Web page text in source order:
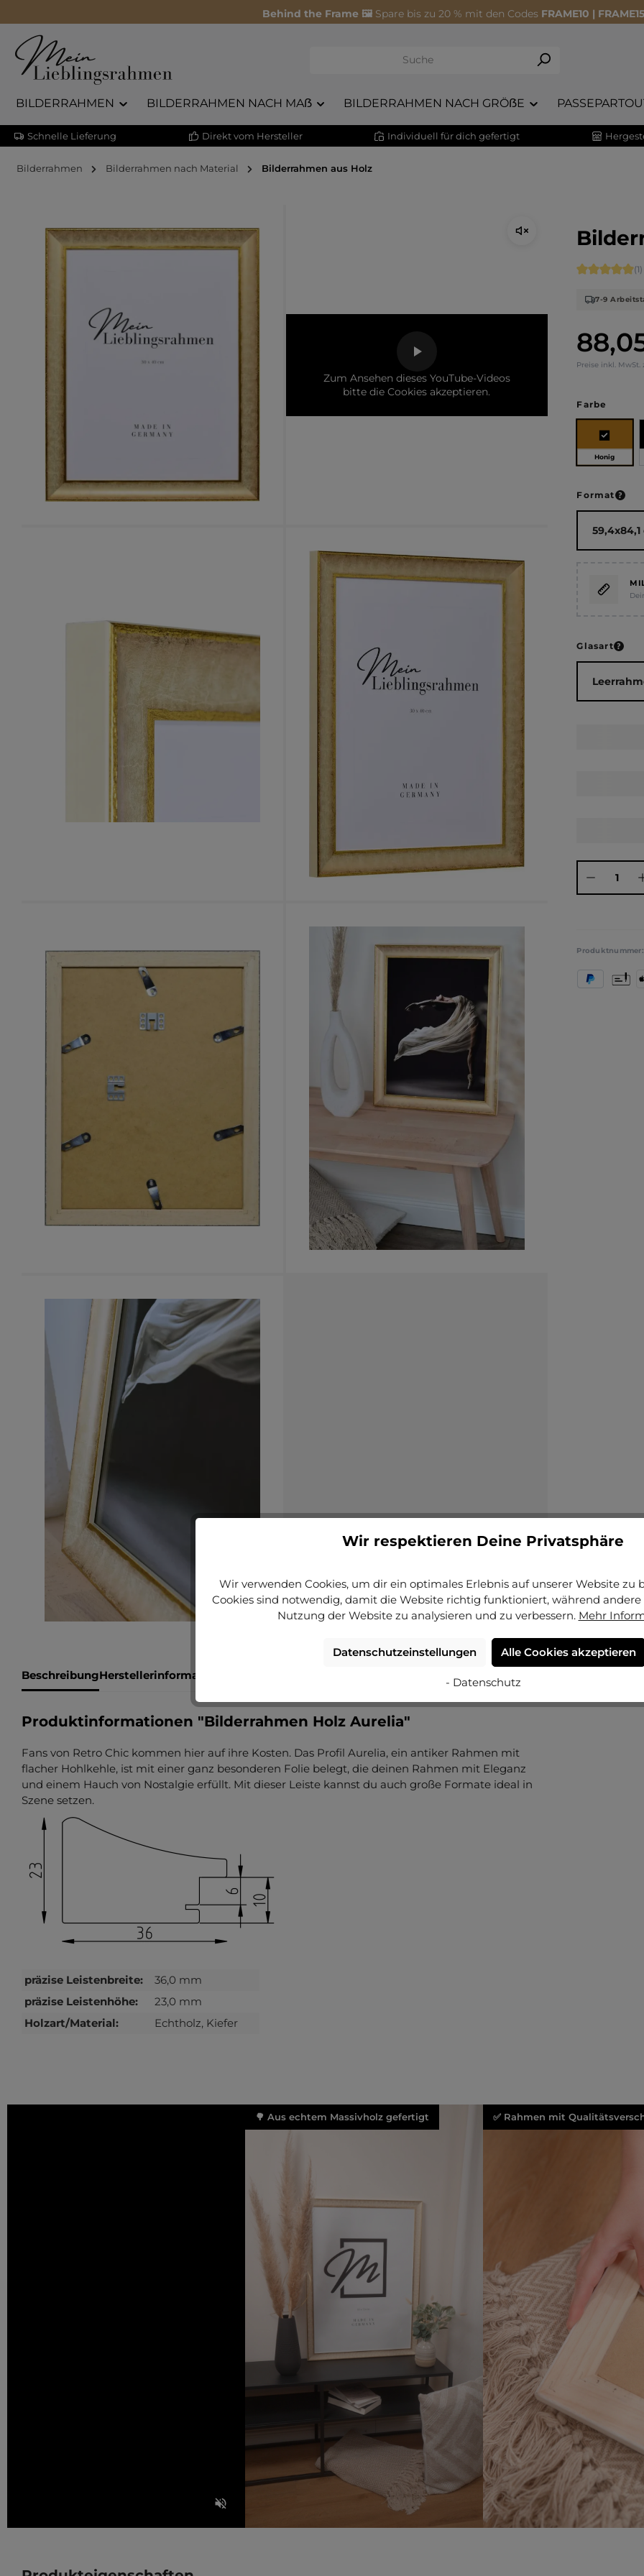
Behind the Frame 🖼️ Spare bis zu 20 % mit den Codes FRAME10 |
BILDERRAHMEN BILDERRAHMEN NACH MAẞ BILDERRAHMEN NACH GRÖẞE
Schnelle Lieferung Direkt vom Hersteller Individuell für dich gefertigt
Bilderrahmen Bilderrahmen nach Material Bilderrahmen aus Holz
Zum Ansehen dieses YouTube-Videos
bitte die Cookies akzeptieren.
BeschreibungHerstellerinformationen
Produktinformationen "Bilderrahmen Holz Aurelia"
Fans von Retro Chic kommen hier auf ihre Kosten. Das Profil Aurelia, ein antiker Rahmen mit
flacher Hohlkehle, ist mit einer ganz besonderen Folie belegt, die deinen Rahmen mit Eleganz
und einem Hauch von Nostalgie erfüllt. Mit dieser Leiste kannst du auch große Formate ideal in
Szene setzen.
präzise Leistenbreite:
36,0 mm
präzise Leistenhöhe:
23,0 mm
Holzart/Material:
Echtholz, Kiefer
Regulärer
Preise inkl. MwSt.
(1)
7-9
Farbe
Honig
Format
Glasart
PayPal
🌳 Aus echtem Massivholz gefertigt ✅ Rahmen mit
Wir respektieren Deine Privatsphäre
Wir verwenden Cookies, um dir ein optimales Erlebnis auf unserer Website zu
Cookies sind notwendig, damit die Website richtig funktioniert, während andere
Nutzung der Website zu analysieren und zu verbessern. Mehr
Datenschutzeinstellungen Alle Cookies akzeptieren
- Datenschutz